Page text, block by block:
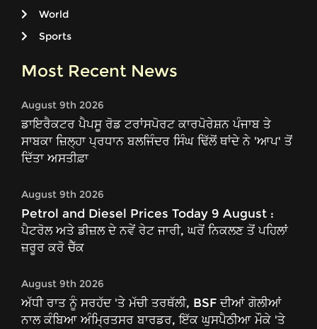
World
Sports
Most Recent News
August 9th 2026
ਡਾਇਰੈਕਟਰ ਪੈਪਸੂ ਰੋਡ ਟਰਾਂਸਪੋਰਟ ਕਾਰਪੋਰੇਸ਼ਨ ਪੰਜਾਬ ਤੇ
ਸਾਬਕਾ ਜ਼ਿਲ੍ਹਾ ਪ੍ਰਧਾਨ ਬਲਜਿੰਦਰ ਸਿੰਘ ਢਿੱਲੋਂ ਥਾਂਦੇ ਨੇ 'ਆਪ' ਤੋਂ
ਦਿੱਤਾ ਅਸਤੀਫ਼ਾ
August 9th 2026
Petrol and Diesel Prices Today 9 August :
ਪੈਟਰੋਲ ਅਤੇ ਡੀਜ਼ਲ ਦੇ ਨਵੇਂ ਰੇਟ ਜਾਰੀ, ਘਰੋਂ ਨਿਕਲਣ ਤੋਂ ਪਹਿਲਾਂ
ਜ਼ਰੂਰ ਕਰੋ ਚੈੱਕ
August 9th 2026
ਅੱਧੀ ਰਾਤ ਨੂੰ ਸਰਹੱਦ 'ਤੇ ਮੱਚੀ ਤਰਥੱਲੀ, BSF ਦੀਆਂ ਗੋਲੀਆਂ
ਨਾਲ ਕੰਬਿਆ ਅੰਮ੍ਰਿਤਸਰ ਬਾਰਡਰ, ਇੱਕ ਘੁਸਪੈਠੀਆ ਮੌਕੇ 'ਤੇ